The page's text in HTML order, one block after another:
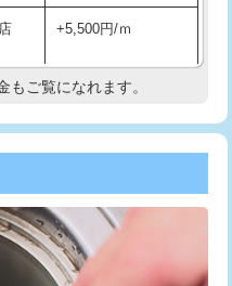
作
11,000円
44,000円
+8,800円
+5,500円/ｍ
現地調査
+3,300円
33,000円
もご覧になれます。